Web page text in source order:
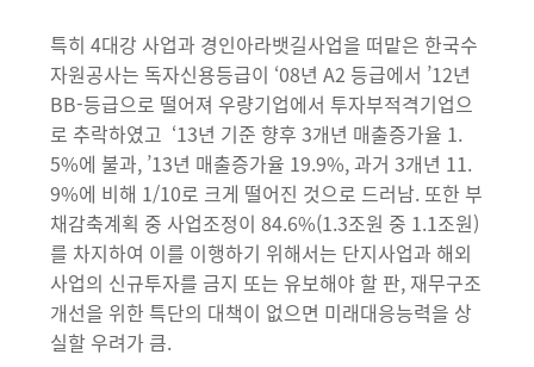
특히 4대강 사업과 경인아라뱃길사업을 떠맡은 한국수
자원공사는 독자신용등급이 ‘08년 A2 등급에서 ’12년
BB-등급으로 떨어져 우량기업에서 투자부적격기업으
로 추락하였고 ‘13년 기준 향후 3개년 매출증가율 1.
5%에 불과, ’13년 매출증가율 19.9%, 과거 3개년 11.
9%에 비해 1/10로 크게 떨어진 것으로 드러남. 또한 부
채감축계획 중 사업조정이 84.6%(1.3조원 중 1.1조원)
를 차지하여 이를 이행하기 위해서는 단지사업과 해외
사업의 신규투자를 금지 또는 유보해야 할 판, 재무구조
개선을 위한 특단의 대책이 없으면 미래대응능력을 상
실할 우려가 큼.